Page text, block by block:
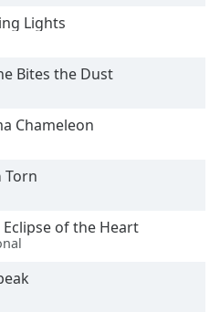
Lights
Bites the Dust
Chameleon
Torn
Eclipse of the Heart